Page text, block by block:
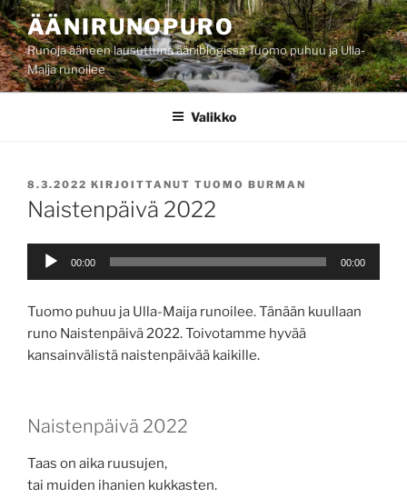
Siirry
sisältöönÄÄNIRUNOPURO
Runoja ääneen lausuttuna ääniblogissa Tuomo puhuu ja Ulla-
Maija runoilee
Valikko
JULKAISTU
8.3.2022 KIRJOITTANUT TUOMO BURMAN
Naistenpäivä 2022
Äänitoistin
00:00 00:00
Tuomo puhuu ja Ulla-Maija runoilee. Tänään kuullaan
runo Naistenpäivä 2022. Toivotamme hyvää
kansainvälistä naistenpäivää kaikille.
Naistenpäivä 2022
Taas on aika ruusujen,
tai muiden ihanien kukkasten.